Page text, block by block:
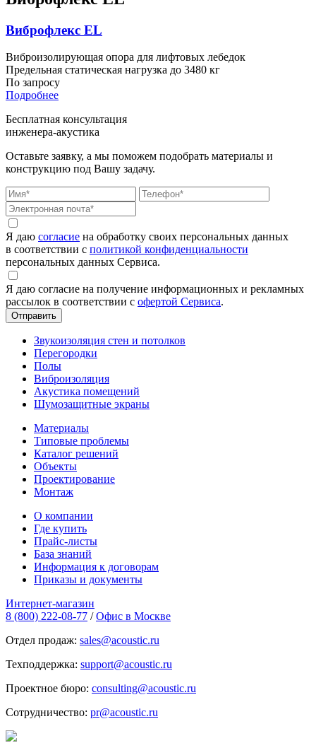
Виброфлекс EL
Виброизолирующая опора для лифтовых лебедок
Предельная статическая нагрузка до 3480 кг
По запросу
Подробнее
Бесплатная консультация
инженера-акустика
Оставьте заявку, а мы поможем подобрать материалы и
конструкцию под Вашу задачу.
Я даю согласие на обработку своих персональных данных
в соответствии с политикой конфиденциальности
персональных данных Сервиса.
Я даю согласие на получение информационных и рекламных
рассылок в соответствии с офертой Сервиса.
Звукоизоляция стен и потолков
Перегородки
Полы
Виброизоляция
Акустика помещений
Шумозащитные экраны
Материалы
Типовые проблемы
Каталог решений
Объекты
Проектирование
Монтаж
О компании
Где купить
Прайс-листы
База знаний
Информация к договорам
Приказы и документы
Интернет-магазин
8 (800) 222-08-77 / Офис в Москве
Отдел продаж: sales@acoustic.ru
Техподдержка: support@acoustic.ru
Проектное бюро: consulting@acoustic.ru
Сотрудничество: pr@acoustic.ru